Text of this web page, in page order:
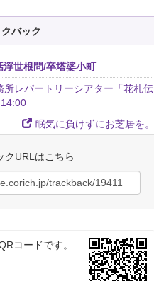
バック
浮世根問/卒塔婆小町
レパートリーシアター「花札伝
眠気に負けずにお芝居を。
クURLはこちら
コードです。